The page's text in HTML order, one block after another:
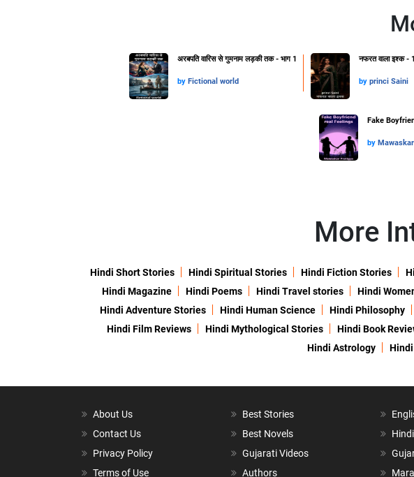
अरबपति वारिस से गुमनाम लड़की तक - भाग 1
by Fictional world
नफरत वाला इश्क - 1
by princi Saini
Fake
by
More
Hindi Short Stories Hindi Spiritual Stories Hindi Fiction Stories
Hindi Magazine
Hindi Poems Hindi Travel stories Hindi
Hindi Adventure Stories
Hindi Human Science Hindi Philosophy
Hindi Film Reviews
Hindi Mythological Stories Hindi Book
Hindi Astrology
About Us
Contact Us
Privacy Policy
Terms of Use
Best Stories
Best Novels
Gujarati Videos
Authors